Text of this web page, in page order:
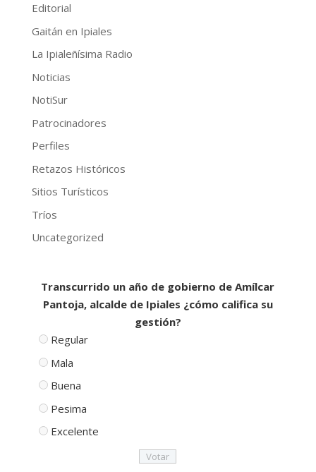
Editorial
Gaitán en Ipiales
La Ipialeñísima Radio
Noticias
NotiSur
Patrocinadores
Perfiles
Retazos Históricos
Sitios Turísticos
Tríos
Uncategorized
Transcurrido un año de gobierno de Amílcar
Pantoja, alcalde de Ipiales ¿cómo califica su
gestión?
Regular
Mala
Buena
Pesima
Excelente